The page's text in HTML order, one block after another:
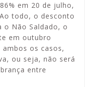
em 20 de julho,
todo, o desconto
o Não Saldado, o
em outubro
os casos,
ou seja, não será
entre